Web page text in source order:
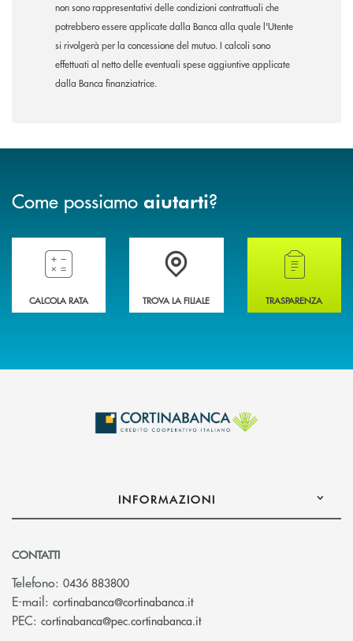
non sono rappresentativi delle condizioni contrattuali che
potrebbero essere applicate dalla Banca alla quale l'Utente
si rivolgerà per la concessione del mutuo. I calcoli sono
effettuati al netto delle eventuali spese aggiuntive applicate
dalla Banca finanziatrice.
Come possiamo aiutarti?
Compila il preventivatore e calcola la rata del mutuo
CALCOLA RATA
Accedi all' elenco completo delle filiali della
TROVA LA FILIALE
Hai bisogno di
TRASPARENZA
INFORMAZIONI
CONTATTI
Telefono: 0436 883800
E-mail: cortinabanca@cortinabanca.it(si apre l’app di posta
PEC: cortinabanca@pec.cortinabanca.it(si apre l’app di posta